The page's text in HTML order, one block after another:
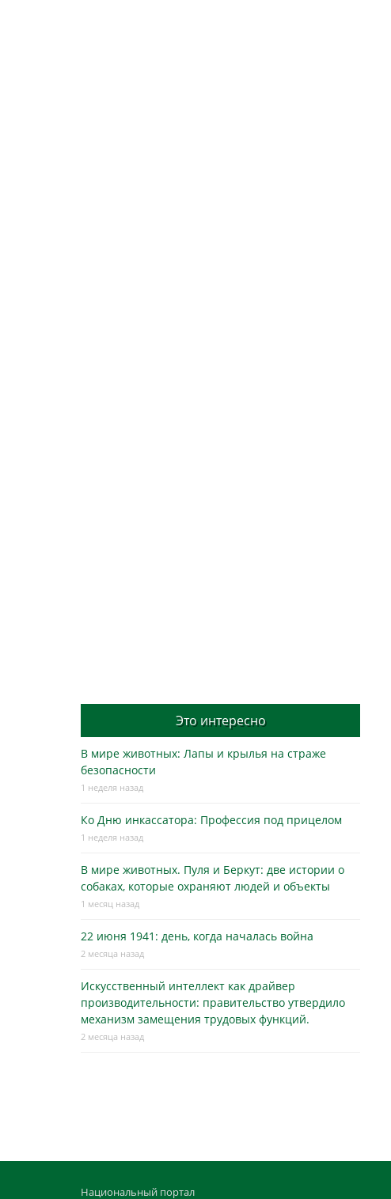
Это интересно
В мире животных: Лапы и крылья на страже
безопасности
1 неделя назад
Ко Дню инкассатора: Профессия под прицелом
1 неделя назад
В мире животных. Пуля и Беркут: две истории о
собаках, которые охраняют людей и объекты
1 месяц назад
22 июня 1941: день, когда началась война
2 месяца назад
Искусственный интеллект как драйвер
производительности: правительство утвердило
механизм замещения трудовых функций.
2 месяца назад
Национальный портал